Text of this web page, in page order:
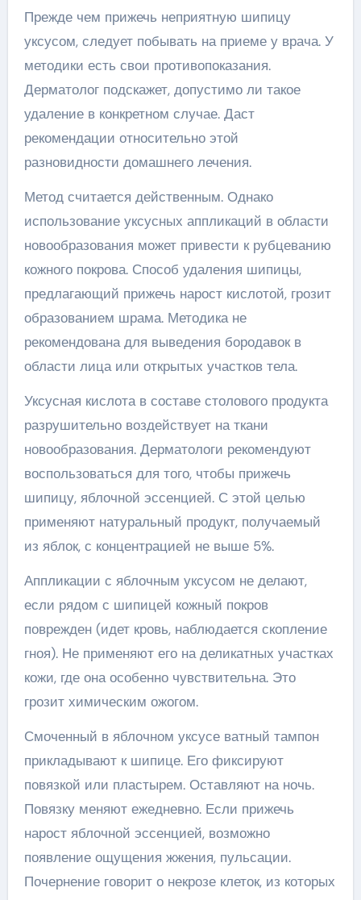
Прежде чем прижечь неприятную шипицу
уксусом, следует побывать на приеме у врача. У
методики есть свои противопоказания.
Дерматолог подскажет, допустимо ли такое
удаление в конкретном случае. Даст
рекомендации относительно этой
разновидности домашнего лечения.
Метод считается действенным. Однако
использование уксусных аппликаций в области
новообразования может привести к рубцеванию
кожного покрова. Способ удаления шипицы,
предлагающий прижечь нарост кислотой, грозит
образованием шрама. Методика не
рекомендована для выведения бородавок в
области лица или открытых участков тела.
Уксусная кислота в составе столового продукта
разрушительно воздействует на ткани
новообразования. Дерматологи рекомендуют
воспользоваться для того, чтобы прижечь
шипицу, яблочной эссенцией. С этой целью
применяют натуральный продукт, получаемый
из яблок, с концентрацией не выше 5%.
Аппликации с яблочным уксусом не делают,
если рядом с шипицей кожный покров
поврежден (идет кровь, наблюдается скопление
гноя). Не применяют его на деликатных участках
кожи, где она особенно чувствительна. Это
грозит химическим ожогом.
Смоченный в яблочном уксусе ватный тампон
прикладывают к шипице. Его фиксируют
повязкой или пластырем. Оставляют на ночь.
Повязку меняют ежедневно. Если прижечь
нарост яблочной эссенцией, возможно
появление ощущения жжения, пульсации.
Почернение говорит о некрозе клеток, из которых